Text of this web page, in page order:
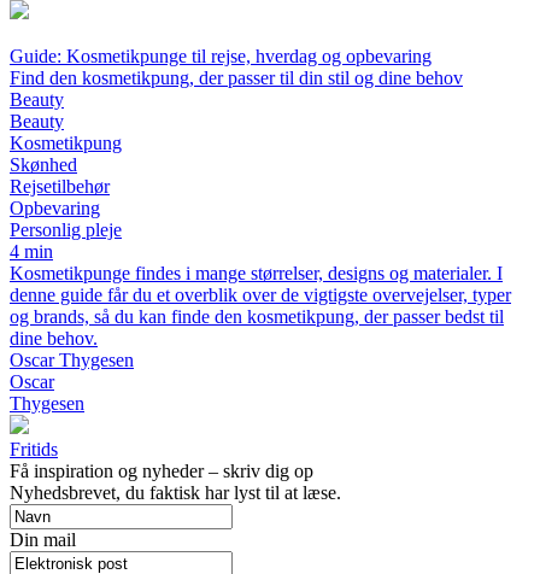
Guide: Kosmetikpunge til rejse, hverdag og opbevaring
Find den kosmetikpung, der passer til din stil og dine behov
Beauty
Beauty
Kosmetikpung
Skønhed
Rejsetilbehør
Opbevaring
Personlig pleje
4 min
Kosmetikpunge findes i mange størrelser, designs og materialer. I
denne guide får du et overblik over de vigtigste overvejelser, typer
og brands, så du kan finde den kosmetikpung, der passer bedst til
dine behov.
Oscar Thygesen
Oscar
Thygesen
Fritids
Få inspiration og nyheder – skriv dig op
Nyhedsbrevet, du faktisk har lyst til at læse.
Din mail